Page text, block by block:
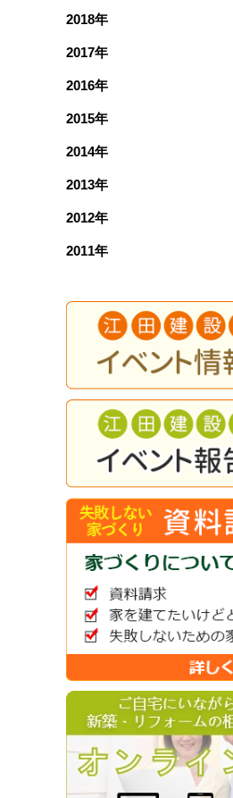
2018年
2017年
2016年
2015年
2014年
2013年
2012年
2011年